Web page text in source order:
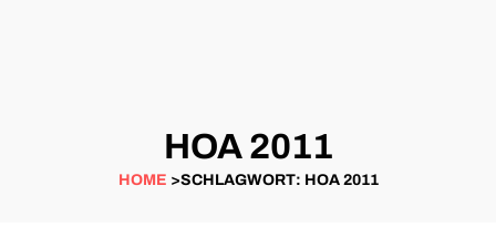
HOA 2011
HOME >SCHLAGWORT: HOA 2011